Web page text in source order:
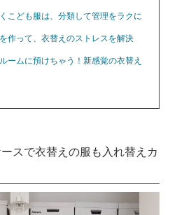
こども服は、分類して管理をラクに
作って、衣替えのストレスを解決
ームに預けちゃう！新感覚の衣替え
スで衣替えの服も入れ替えカ